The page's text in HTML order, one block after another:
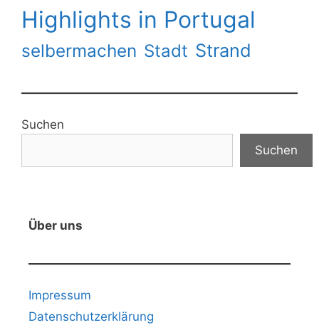
Highlights in Portugal
selbermachen Stadt Strand
Suchen
Suchen
Über uns
Impressum
Datenschutzerklärung